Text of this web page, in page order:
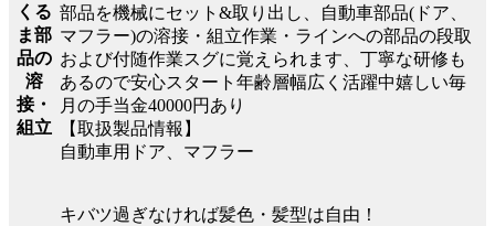
くる
ま部
品の
溶
接・
組立
部品を機械にセット&取り出し、自動車部品(ドア、
マフラー)の溶接・組立作業・ラインへの部品の段取
および付随作業スグに覚えられます、丁寧な研修も
あるので安心スタート年齢層幅広く活躍中嬉しい毎
月の手当金40000円あり
【取扱製品情報】
自動車用ドア、マフラー
キバツ過ぎなければ髪色・髪型は自由！